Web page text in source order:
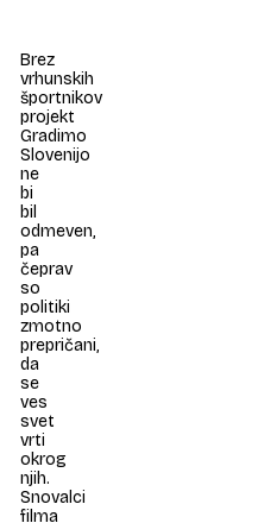
Brez
vrhunskih
športnikov
projekt
Gradimo
Slovenijo
ne
bi
bil
odmeven,
pa
čeprav
so
politiki
zmotno
prepričani,
da
se
ves
svet
vrti
okrog
njih.
Snovalci
filma